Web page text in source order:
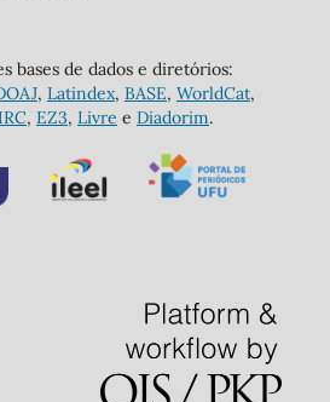
bases de dados e diretórios:
, Latindex, BASE, WorldCat,
, EZ3, Livre e Diadorim.